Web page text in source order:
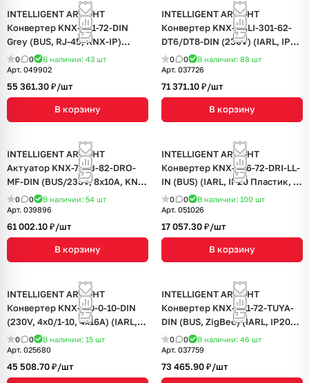
INTELLIGENT ARLIGHT
Конвертер KNX-301-72-DIN
Grey (BUS, RJ-45, KNX-IP)
(IARL, IP20 Пластик, 2 года)
0 0 В наличии: 43 шт
Арт. 049902
55 361.30 ₽/шт
В корзину
INTELLIGENT ARLIGHT
Конвертер KNX-DALI-301-62-
DT6/DT8-DIN (230V) (IARL, IP20
Пластик, 3 года)
0 0 В наличии: 88 шт
Арт. 037726
71 371.10 ₽/шт
В корзину
INTELLIGENT ARLIGHT
Актуатор KNX-7083-82-DRO-
MF-DIN (BUS/230V, 8x10А, KNX
Secure) (IARL, IP20 Пластик, 2
года)
0 0 В наличии: 54 шт
Арт. 039896
61 002.10 ₽/шт
В корзину
INTELLIGENT ARLIGHT
Конвертер KNX-306-72-DRI-LL-
IN (BUS) (IARL, IP20 Пластик, 2
года)
0 0 В наличии: 100 шт
Арт. 051026
17 057.30 ₽/шт
В корзину
INTELLIGENT ARLIGHT
Конвертер KNX-710-0-10-DIN
(230V, 4x0/1-10, 4x16A) (IARL,
IP20 Пластик, 2 года)
0 0 В наличии: 15 шт
Арт. 025680
45 508.70 ₽/шт
INTELLIGENT ARLIGHT
Конвертер KNX-301-72-TUYA-
DIN (BUS, ZigBee) (IARL, IP20
Пластик, 2 года)
0 0 В наличии: 46 шт
Арт. 037759
73 465.90 ₽/шт